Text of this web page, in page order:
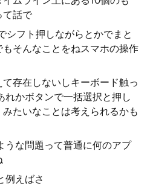
て話で
シフト押しながらとかでまと
そんなことをねスマホの操作
存在しないしキーボード触っ
れかボタンで一括選択と押し
たいなことは考えられるかも
うな問題って普通に何のアプ
例えばさ